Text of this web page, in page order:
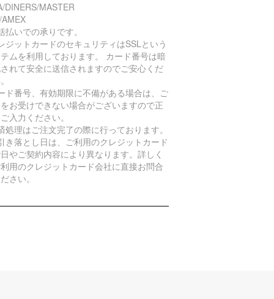
DINERS/MASTER
払いでの承りです。
ジットカードのセキュリティはSSLという
ムを利用しております。 カード番号は暗
れて安全に送信されますのでご安心くだ
ド番号、有効期限に不備がある場合は、ご
お受けできない場合がございますので正
入力ください。
処理はご注文完了の際に行っております。
き落とし日は、ご利用のクレジットカード
やご契約内容により異なります。詳しく
用のクレジットカード会社に直接お問合
さい。